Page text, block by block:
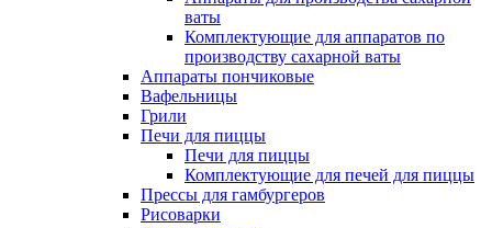
ваты
Комплектующие для аппаратов по
производству сахарной ваты
Аппараты пончиковые
Вафельницы
Грили
Печи для пиццы
Печи для пиццы
Комплектующие для печей для пиццы
Прессы для гамбургеров
Рисоварки